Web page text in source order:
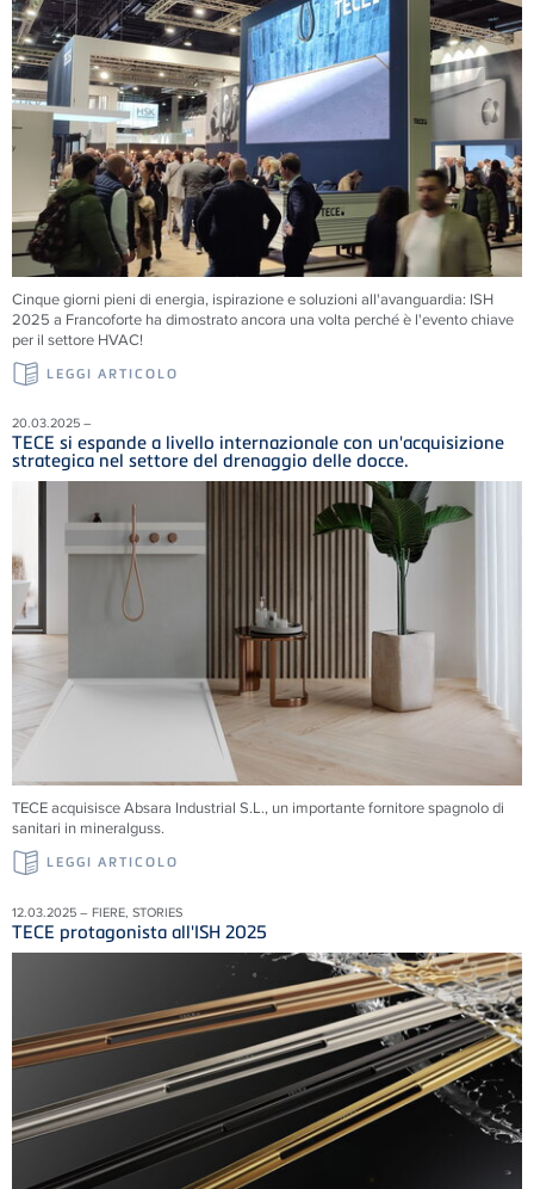
Cinque giorni pieni di energia, ispirazione e soluzioni all'avanguardia: ISH
2025 a Francoforte ha dimostrato ancora una volta perché è l'evento chiave
per il settore HVAC!
LEGGI ARTICOLO
20.03.2025 –
TECE si espande a livello internazionale con un'acquisizione
strategica nel settore del drenaggio delle docce.
TECE acquisisce Absara Industrial S.L., un importante fornitore spagnolo di
sanitari in mineralguss.
LEGGI ARTICOLO
12.03.2025 – FIERE, STORIES
TECE protagonista all'ISH 2025